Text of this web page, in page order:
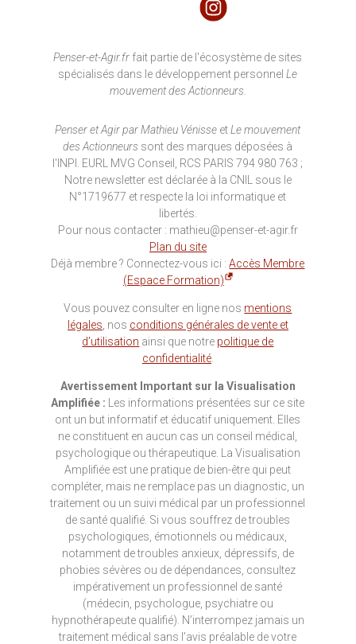
Penser-et-Agir.fr fait partie de l'écosystème de sites
spécialisés dans le développement personnelLe
mouvement des Actionneurs.
Penser et Agir par Mathieu Vénisse et Le mouvement
des Actionneurs sont des marques déposées à
l'INPI. EURL MVG Conseil, RCS PARIS 794 980 763 ;
Notre newsletter est déclarée à la CNIL sous le
N°1719677 et respecte la loi informatique et
libertés.
Pour nous contacter : mathieu@penser-et-agir.fr
Plan du site
Déjà membre ? Connectez-vous ici :Accès Membre
(Espace Formation)
Vous pouvez consulter en ligne nos mentions
légales , nos conditions générales de vente et
d’utilisation ainsi que notre politique de
confidentialité.
Avertissement Important sur la Visualisation
Amplifiée : Les informations présentées sur ce site
ont un but informatif et éducatif uniquement. Elles
ne constituent en aucun cas un conseil médical,
psychologique ou thérapeutique. La Visualisation
Amplifiée est une pratique de bien-être qui peut
compléter, mais ne remplace pas un diagnostic, un
traitement ou un suivi médical par un professionnel
de santé qualifié. Si vous souffrez de troubles
psychologiques, émotionnels ou médicaux,
notamment de troubles anxieux, dépressifs, de
phobies sévères ou de dépendances, consultez
impérativement un professionnel de santé
(médecin, psychologue, psychiatre ou
hypnothérapeute qualifié). N’interrompez jamais un
traitement médical sans l’avis préalable de votre